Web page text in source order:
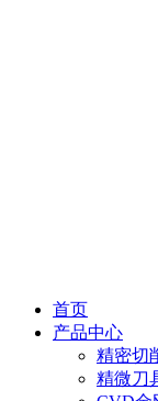
首页
产品中心
精密切
精微刀